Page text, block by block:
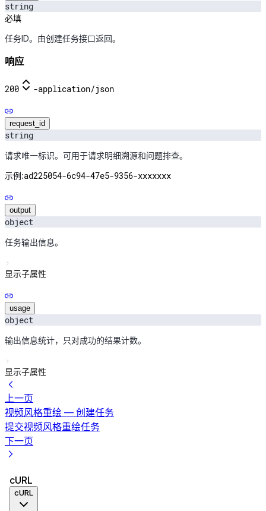
string
必填
任务ID。由创建任务接口返回。
响应
200 -application/json
request_id
string
请求唯一标识。可用于请求明细溯源和问题排查。
示例:ad225054-6c94-47e5-9356-xxxxxxx
output
object
任务输出信息。
显示子属性
usage
object
输出信息统计，只对成功的结果计数。
显示子属性
上一页
视频风格重绘 — 创建任务
提交视频风格重绘任务
下一页
cURL
cURL